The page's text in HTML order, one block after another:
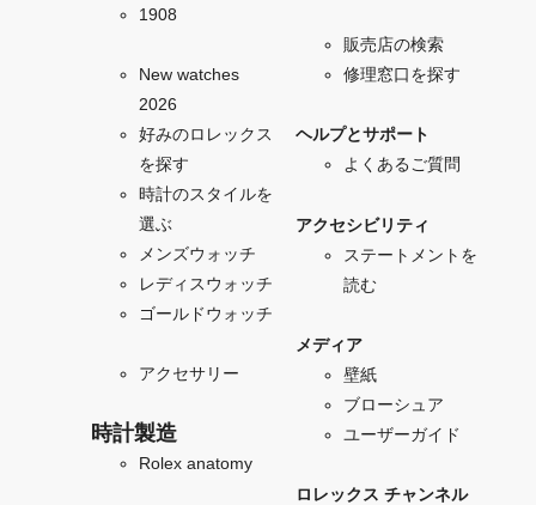
1908
New watches
2026
好みのロレックス
を探す
時計のスタイルを
選ぶ
メンズウォッチ
レディスウォッチ
ゴールドウォッチ
アクセサリー
時計製造
Rolex anatomy
販売店の検索
修理窓口を探す
ヘルプとサポート
よくあるご質問
アクセシビリティ
ステートメントを
読む
メディア
壁紙
ブローシュア
ユーザーガイド
ロレックス チャンネル